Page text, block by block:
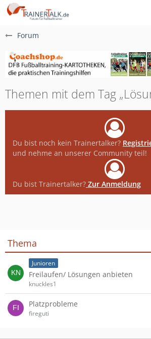
Forum
Themen mit dem Tag
Du bist noch kein Trainertalker?
und nehme an unserer Community teil!
Du bist Trainertalker? Zur Anmeldung
Thema
Junioren
Freilaufen/ Lösungen anbieten
knuckles1
Platzprobleme
fireguti